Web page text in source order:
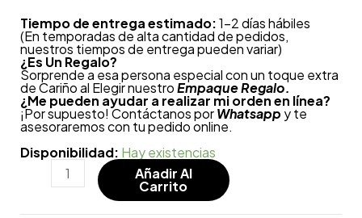
Tiempo de entrega estimado:1-2 días hábiles
(En temporadas de alta cantidad de pedidos,
nuestros tiempos de entrega pueden variar)
¿Es Un Regalo?
Sorprende a esa persona especial con un toque extra
de Cariño al Elegir nuestroEmpaque Regalo.
¿Me pueden ayudar a realizar mi orden en línea?
¡Por supuesto! Contáctanos porWhatsapp y te
asesoraremos con tu pedido online.
Disponibilidad: Hay existencias
Añadir Al
Carrito